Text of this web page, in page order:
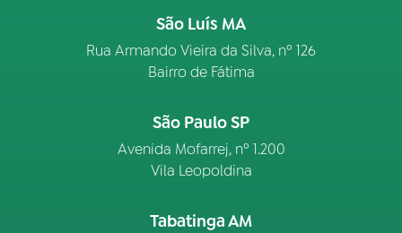
São Luís MA
Rua Armando Vieira da Silva, nº 126
Bairro de Fátima
São Paulo SP
Avenida Mofarrej, nº 1.200
Vila Leopoldina
Tabatinga AM